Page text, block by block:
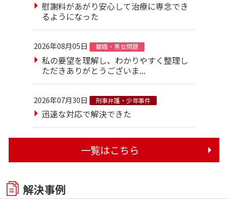
慰謝料があがり安心して治療に専念でき
るようになった
2026年08月05日 離婚・男女問題
私の要望を理解し、わかりやすく整理し
ただきありがとうございま...
2026年07月30日 刑事弁護・少年事件
迅速な対応で解決できた
一覧はこちら
解決事例